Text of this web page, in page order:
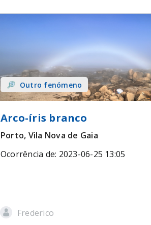
Outro fenómeno
Arco-íris branco
Porto, Vila Nova de Gaia
Ocorrência de: 2023-06-25 13:05
Frederico